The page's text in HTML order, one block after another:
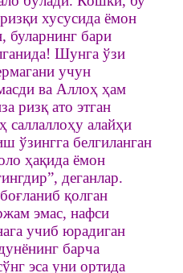
хусусида ёмон
буларнинг бари
Шунга ўзи
учун
ва Аллоҳ ҳам
ризқ ато этган
саллаллоҳу алайҳи
ўзингга белгиланган
ҳақида ёмон
деганлар.
қолган
эмас, нафси
учиб юрадиган
барча
эса уни ортида